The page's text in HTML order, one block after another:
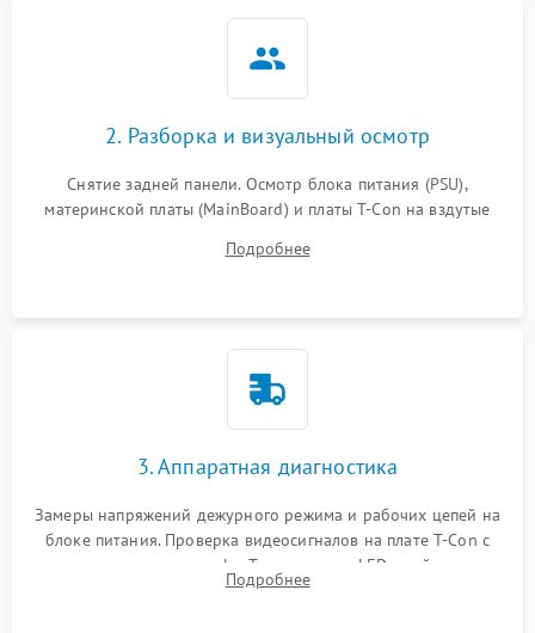
2. Разборка и визуальный осмотр
Снятие задней панели. Осмотр блока питания (PSU),
материнской платы (MainBoard) и платы T-Con на вздутые
Проверка надежности фиксации и целостности шлейфов.
Подробнее
3. Аппаратная диагностика
Замеры напряжений дежурного режима и рабочих цепей на
блоке питания. Проверка видеосигналов на плате T-Con с
помощью осциллографа. Тестирование LED-драйвера и
светодиодных планок подсветки мультиметром.
Подробнее